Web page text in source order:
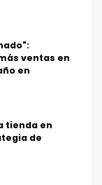
ventas en
en
tienda en
de